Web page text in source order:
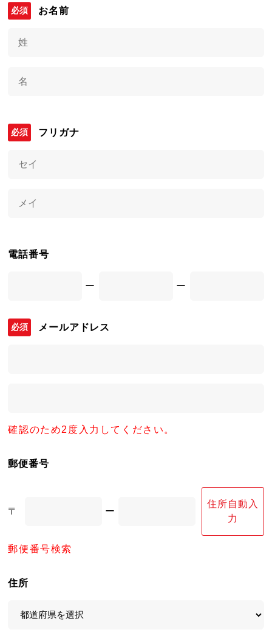
お名前
フリガナ
電話番号
ー ー
メールアドレス
確認のため2度入力してください。
郵便番号
〒 ー
住所自動入
力
郵便番号検索
住所